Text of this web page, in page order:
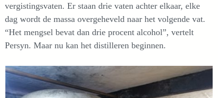
vergistingsvaten. Er staan drie vaten achter elkaar, elke
dag wordt de massa overgeheveld naar het volgende vat.
“Het mengsel bevat dan drie procent alcohol”, vertelt
Persyn. Maar nu kan het distilleren beginnen.